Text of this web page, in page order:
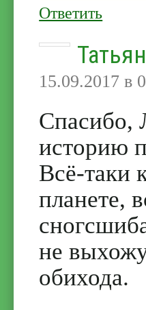
Ответить
15.09.2017 в
Спасибо,
историю
Всё-таки
планете,
не
обихода.